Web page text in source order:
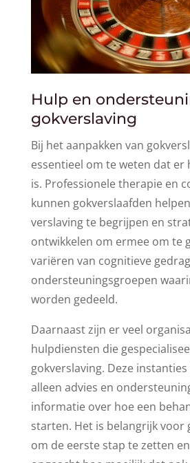
Hulp en
gokverslaving
Bij het aanpakken van
essentieel om te weten dat er
is. Professionele therapie en
kunnen gokverslaafden
verslaving te begrijpen en
ontwikkelen om ermee om te
variëren van cognitieve
ondersteuningsgroepen
worden gedeeld.
Daarnaast zijn er veel
hulpdiensten die
gokverslaving. Deze
alleen advies en
informatie over hoe een
starten. Het is belangrijk voor
om de eerste stap te zetten